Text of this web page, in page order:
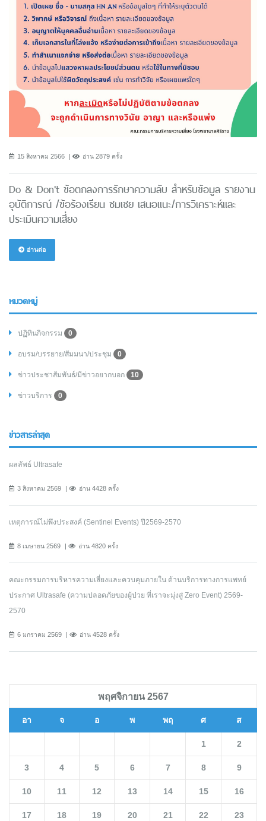
15 สิงหาคม 2566 อ่าน 2879 ครั้ง
Do & Don't ข้อตกลงการรักษาความลับ สำหรับข้อมูล รายงาน
อุบัติการณ์ /ข้อร้องเรียน ชมเชย เสนอแนะ/การวิเคราะห์และ
ประเมินความเสี่ยง
อ่านต่อ
หมวดหมู่
ปฏิทินกิจกรรม 0
อบรม/บรรยาย/สัมมนา/ประชุม 0
ข่าวประชาสัมพันธ์/มีข่าวอยากบอก 10
ข่าวบริการ 0
ข่าวสารล่าสุด
ผลลัพธ์ Ultrasafe
3 สิงหาคม 2569 อ่าน 4428 ครั้ง
เหตุการณ์ไม่พึงประสงค์ (Sentinel Events) ปี2569-2570
8 เมษายน 2569 อ่าน 4820 ครั้ง
คณะกรรมการบริหารความเสี่ยงและควบคุมภายใน ด้านบริการทางการแพทย์
ประกาศ Ultrasafe (ความปลอดภัยของผู้ป่วย ที่เราจะมุ่งสู่ Zero Event) 2569-
2570
6 มกราคม 2569 อ่าน 4528 ครั้ง
พฤศจิกายน 2567
อา จ อ พ พฤ ศ ส
1 2
3 4 5 6 7 8 9
10 11 12 13 14 15 16
17 18 19 20 21 22 23